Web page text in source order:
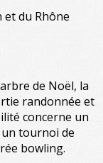
et du Rhône
de Noël, la
randonnée et
concerne un
tournoi de
bowling.